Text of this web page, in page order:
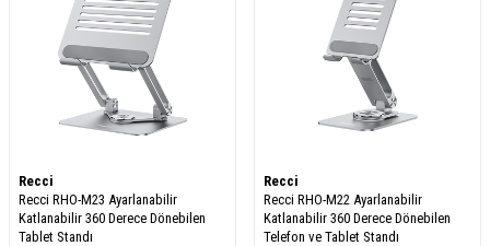
Recci
Recci RHO-M23 Ayarlanabilir
Katlanabilir 360 Derece Dönebilen
Tablet Standı
Recci
Recci RHO-M22 Ayarlanabilir
Katlanabilir 360 Derece Dönebilen
Telefon ve Tablet Standı